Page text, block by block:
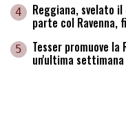
4 Reggiana, svelato
parte col Ravenna,
5 Tesser promuove
un'ultima